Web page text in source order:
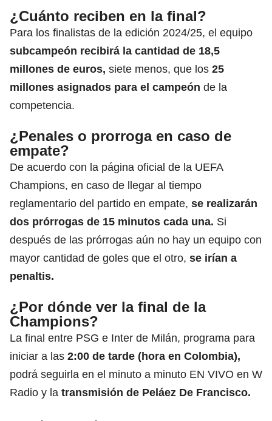
¿Cuánto reciben en la final?
Para los finalistas de la edición 2024/25, el equipo
subcampeón recibirá la cantidad de 18,5
millones de euros, siete menos, que los 25
millones asignados para el campeón de la
competencia.
¿Penales o prorroga en caso de
empate?
De acuerdo con la página oficial de la UEFA
Champions, en caso de llegar al tiempo
reglamentario del partido en empate, se realizarán
dos prórrogas de 15 minutos cada una. Si
después de las prórrogas aún no hay un equipo con
mayor cantidad de goles que el otro, se irían a
penaltis.
¿Por dónde ver la final de la
Champions?
La final entre PSG e Inter de Milán, programa para
iniciar a las 2:00 de tarde (hora en Colombia),
podrá seguirla en el minuto a minuto EN VIVO en W
Radio y la transmisión de Peláez De Francisco.